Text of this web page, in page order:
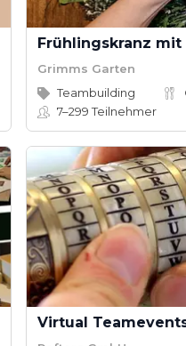
Frühlingskranz mit
Grimms Garten
Teambuilding
7–299Teilnehmer